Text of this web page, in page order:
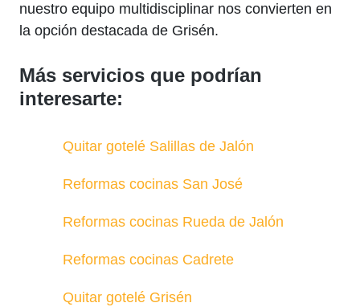
nuestro equipo multidisciplinar nos convierten en
la opción destacada de Grisén.
Más servicios que podrían
interesarte:
Quitar gotelé Salillas de Jalón
Reformas cocinas San José
Reformas cocinas Rueda de Jalón
Reformas cocinas Cadrete
Quitar gotelé Grisén